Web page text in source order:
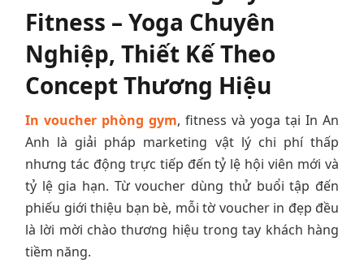
Fitness – Yoga Chuyên
Nghiệp, Thiết Kế Theo
Concept Thương Hiệu
In voucher phòng gym, fitness và yoga tại In An
Anh là giải pháp marketing vật lý chi phí thấp
nhưng tác động trực tiếp đến tỷ lệ hội viên mới và
tỷ lệ gia hạn. Từ voucher dùng thử buổi tập đến
phiếu giới thiệu bạn bè, mỗi tờ voucher in đẹp đều
là lời mời chào thương hiệu trong tay khách hàng
tiềm năng.